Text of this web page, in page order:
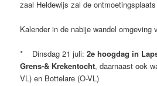
zaal Heldewijs zal de
Kalender in de nabije wandel omgeving
* Dinsdag 21 juli: 2e hoogdag in
Grens-& Krekentocht, daarnaast ook
VL) en Bottelare (O-VL)